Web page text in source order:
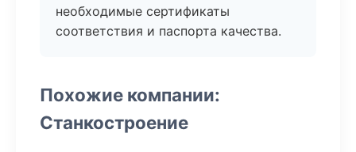
необходимые сертификаты
соответствия и паспорта качества.
Похожие компании:
Станкостроение